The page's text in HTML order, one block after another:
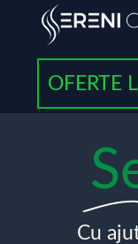
OFERTE
Cu